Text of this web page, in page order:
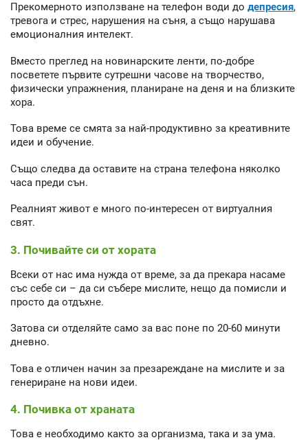
Прекомерното използване на телефон води до депресия,
тревога и стрес, нарушения на съня, а също нарушава
емоционалния интелект.
Вместо преглед на новинарските ленти, по-добре
посветете първите сутрешни часове на творчество,
физически упражнения, планиране на деня и на близките
хора.
Това време се смята за най-продуктивно за креативните
идеи и обучение.
Също следва да оставите на страна телефона няколко
часа преди сън.
Реалният живот е много по-интересен от виртуалния
свят.
3. Почивайте си от хората
Всеки от нас има нужда от време, за да прекара насаме
със себе си – да си събере мислите, нещо да помисли и
просто да отдъхне.
Затова си отделяйте само за вас поне по 20-60 минути
дневно.
Това е отличен начин за презареждане на мислите и за
генериране на нови идеи.
4. Почивка от храната
Това е необходимо както за организма, така и за ума.